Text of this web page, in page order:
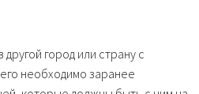
город или страну с
необходимо заранее